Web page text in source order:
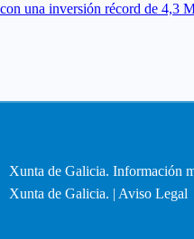
con una inversión récord de 4,3
Xunta de Galicia. Información
Xunta de Galicia. | Aviso Legal